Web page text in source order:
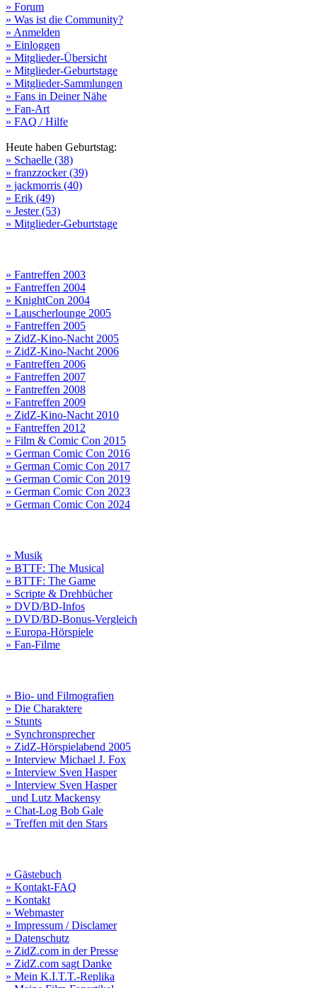
» Forum
» Was ist die Community?
» Anmelden
» Einloggen
» Mitglieder-Übersicht
» Mitglieder-Geburtstage
» Mitglieder-Sammlungen
» Fans in Deiner Nähe
» Fan-Art
» FAQ / Hilfe
Heute haben Geburtstag:
» Schaelle (38)
» franzzocker (39)
» jackmorris (40)
» Erik (49)
» Jester (53)
» Mitglieder-Geburtstage
» Fantreffen 2003
» Fantreffen 2004
» KnightCon 2004
» Lauscherlounge 2005
» Fantreffen 2005
» ZidZ-Kino-Nacht 2005
» ZidZ-Kino-Nacht 2006
» Fantreffen 2006
» Fantreffen 2007
» Fantreffen 2008
» Fantreffen 2009
» ZidZ-Kino-Nacht 2010
» Fantreffen 2012
» Film & Comic Con 2015
» German Comic Con 2016
» German Comic Con 2017
» German Comic Con 2019
» German Comic Con 2023
» German Comic Con 2024
» Musik
» BTTF: The Musical
» BTTF: The Game
» Scripte & Drehbücher
» DVD/BD-Infos
» DVD/BD-Bonus-Vergleich
» Europa-Hörspiele
» Fan-Filme
» Bio- und Filmografien
» Die Charaktere
» Stunts
» Synchronsprecher
» ZidZ-Hörspielabend 2005
» Interview Michael J. Fox
» Interview Sven Hasper
» Interview Sven Hasper
und Lutz Mackensy
» Chat-Log Bob Gale
» Treffen mit den Stars
» Gästebuch
» Kontakt-FAQ
» Kontakt
» Webmaster
» Impressum / Disclamer
» Datenschutz
» ZidZ.com in der Presse
» ZidZ.com sagt Danke
» Mein K.I.T.T.-Replika